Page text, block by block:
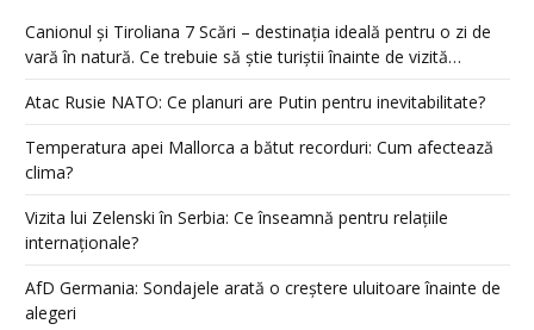
Canionul și Tiroliana 7 Scări – destinația ideală pentru o zi de
vară în natură. Ce trebuie să știe turiștii înainte de vizită…
Atac Rusie NATO: Ce planuri are Putin pentru inevitabilitate?
Temperatura apei Mallorca a bătut recorduri: Cum afectează
clima?
Vizita lui Zelenski în Serbia: Ce înseamnă pentru relațiile
internaționale?
AfD Germania: Sondajele arată o creștere uluitoare înainte de
alegeri